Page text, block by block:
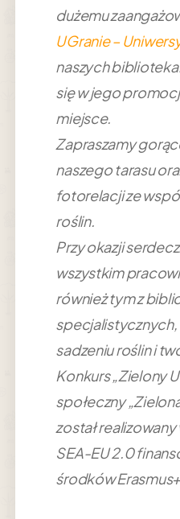
dużemu
UGranie –
naszych
się w jego
miejsce.
Zapraszamy
naszego tarasu
fotorelacji ze
roślin.
Przy okazji
wszystkim
również tym z
sadzeniu roślin i
Konkurs „Zielony
społeczny
został
SEA-EU 2.0
środków Erasmus+